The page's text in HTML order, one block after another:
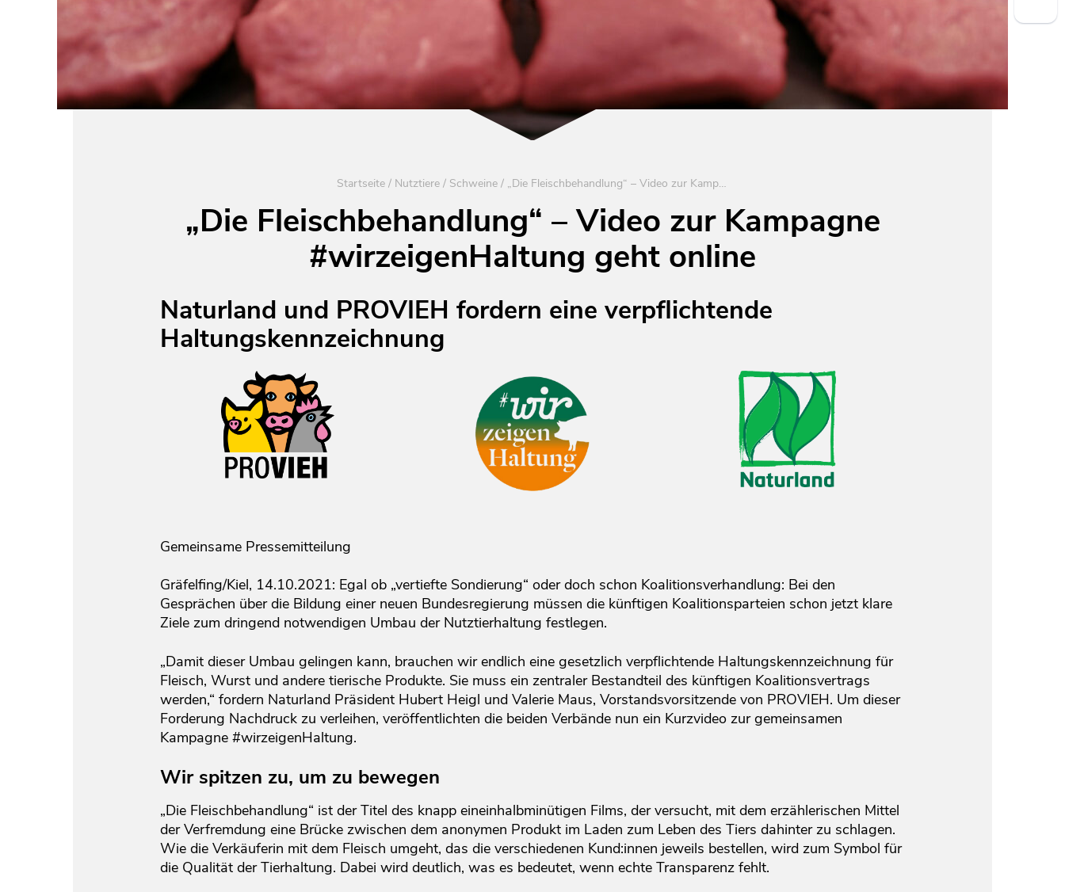
Startseite/ Nutztiere/ Schweine/ „Die Fleischbehandlung“ – Video zur Kampagne #wirzeigenHaltung geht online
„Die Fleischbehandlung“ – Video zur Kampagne
#wirzeigenHaltung geht online
Naturland und PROVIEH fordern eine verpflichtende
Haltungskennzeichnung
Gemeinsame Pressemitteilung
Gräfelfing/Kiel, 14.10.2021: Egal ob „vertiefte Sondierung“ oder doch schon Koalitionsverhandlung: Bei den
Gesprächen über die Bildung einer neuen Bundesregierung müssen die künftigen Koalitionsparteien schon jetzt klare
Ziele zum dringend notwendigen Umbau der Nutztierhaltung festlegen.
„Damit dieser Umbau gelingen kann, brauchen wir endlich eine gesetzlich verpflichtende Haltungskennzeichnung für
Fleisch, Wurst und andere tierische Produkte. Sie muss ein zentraler Bestandteil des künftigen Koalitionsvertrags
werden,“ fordern Naturland Präsident Hubert Heigl und Valerie Maus, Vorstandsvorsitzende von PROVIEH. Um dieser
Forderung Nachdruck zu verleihen, veröffentlichten die beiden Verbände nun ein Kurzvideo zur gemeinsamen
Kampagne #wirzeigenHaltung.
Wir spitzen zu, um zu bewegen
„Die Fleischbehandlung“ ist der Titel des knapp eineinhalbminütigen Films, der versucht, mit dem erzählerischen Mittel
der Verfremdung eine Brücke zwischen dem anonymen Produkt im Laden zum Leben des Tiers dahinter zu schlagen.
Wie die Verkäuferin mit dem Fleisch umgeht, das die verschiedenen Kund:innen jeweils bestellen, wird zum Symbol für
die Qualität der Tierhaltung. Dabei wird deutlich, was es bedeutet, wenn echte Transparenz fehlt.